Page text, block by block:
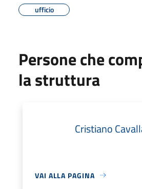
ufficio
Persone che
la struttura
Cristiano
VAI ALLA PAGINA